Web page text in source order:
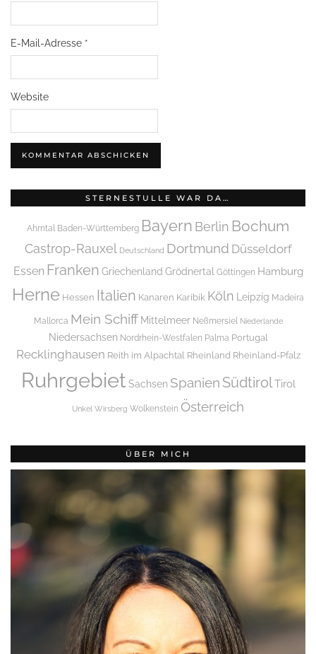
E-Mail-Adresse *
Website
STERNESTULLE WAR DA…
Ahrntal Baden-Württemberg Bayern Berlin Bochum
Castrop-Rauxel Deutschland Dortmund Düsseldorf
Essen Franken Griechenland Grödnertal Göttingen Hamburg
Herne Hessen Italien Kanaren Karibik Köln Leipzig Madeira
Mallorca Mein Schiff Mittelmeer Neßmersiel Niederlande
Niedersachsen Nordrhein-Westfalen Palma Portugal
Recklinghausen Reith im Alpachtal Rheinland Rheinland-Pfalz
Ruhrgebiet Sachsen Spanien SüdtirolTirol
Unkel Wirsberg Wolkenstein Österreich
ÜBER MICH